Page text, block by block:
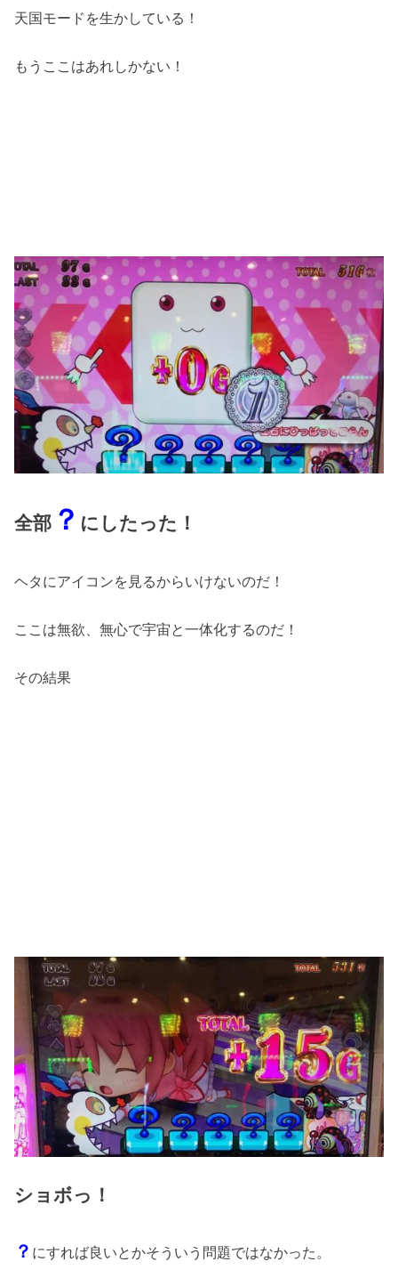
天国モードを生かしている！
もうここはあれしかない！
全部 ？ にしたった！
ヘタにアイコンを見るからいけないのだ！
ここは無欲、無心で宇宙と一体化するのだ！
その結果
ショボっ！
？ にすれば良いとかそういう問題ではなかった。